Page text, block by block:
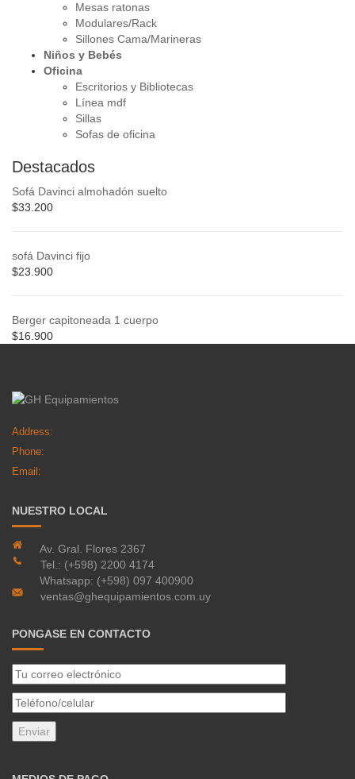
Mesas ratonas
Modulares/Rack
Sillones Cama/Marineras
Niños y Bebés
Oficina
Escritorios y Bibliotecas
Línea mdf
Sillas
Sofas de oficina
Destacados
Sofá Davinci almohadón suelto
$33.200
sofá Davinci fijo
$23.900
Berger capitoneada 1 cuerpo
$16.900
Address:
Phone:
Email:
NUESTRO LOCAL
Av. Gral. Flores 2367
Tel.: (+598) 2200 4174
Whatsapp: (+598) 097 400900
ventas@ghequipamientos.com.uy
PONGASE EN CONTACTO